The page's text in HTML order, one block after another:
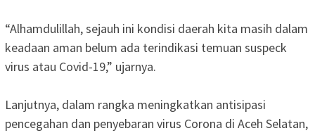
“Alhamdulillah, sejauh ini kondisi daerah kita masih dalam
keadaan aman belum ada terindikasi temuan suspeck
virus atau Covid-19,” ujarnya.
Lanjutnya, dalam rangka meningkatkan antisipasi
pencegahan dan penyebaran virus Corona di Aceh Selatan,